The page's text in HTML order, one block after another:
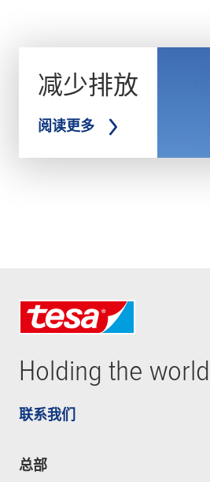
减少排放
阅读更多
Holding the
联系我们
总部